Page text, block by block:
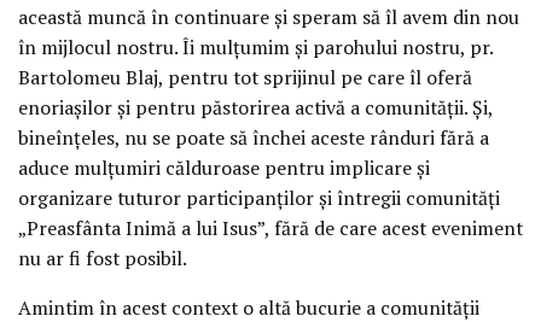
această muncă în continuare și speram să îl avem din nou
în mijlocul nostru. Îi mulțumim și parohului nostru, pr.
Bartolomeu Blaj, pentru tot sprijinul pe care îl oferă
enoriașilor și pentru păstorirea activă a comunității. Și,
bineînțeles, nu se poate să închei aceste rânduri fără a
aduce mulțumiri călduroase pentru implicare și
organizare tuturor participanților și întregii comunități
„Preasfânta Inimă a lui Isus”, fără de care acest eveniment
nu ar fi fost posibil.
Amintim în acest context o altă bucurie a comunității